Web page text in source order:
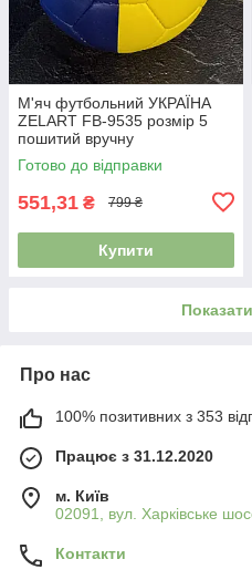
М'яч футбольний УКРАЇНА
ZELART FB-9535 розмір 5
пошитий вручну
Готово до відправки
551,31 ₴ 799 ₴
Купити
Про нас
100% позитивних з 353
Працює з 31.12.2020
м. Київ
02091, вул. Харківське
Контакти